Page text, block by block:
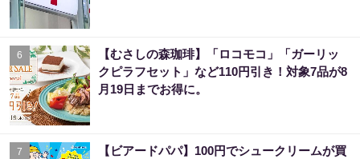
6
【むさしの森珈琲】「ロコモコ」「ガーリッ
クピラフセット」など110円引き！対象7品が8
月19日までお得に。
7
【ビアードパパ】100円でシュークリームが買